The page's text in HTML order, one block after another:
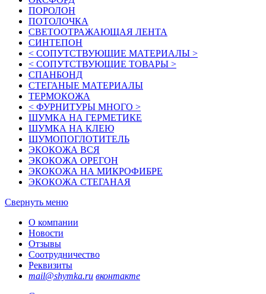
ПОРОЛОН
ПОТОЛОЧКА
СВЕТООТРАЖАЮЩАЯ ЛЕНТА
СИНТЕПОН
< СОПУТСТВУЮЩИЕ МАТЕРИАЛЫ >
< СОПУТСТВУЮЩИЕ ТОВАРЫ >
СПАНБОНД
СТЕГАНЫЕ МАТЕРИАЛЫ
ТЕРМОКОЖА
< ФУРНИТУРЫ МНОГО >
ШУМКА НА ГЕРМЕТИКЕ
ШУМКА НА КЛЕЮ
ШУМОПОГЛОТИТЕЛЬ
ЭКОКОЖА ВСЯ
ЭКОКОЖА ОРЕГОН
ЭКОКОЖА НА МИКРОФИБРЕ
ЭКОКОЖА СТЕГАНАЯ
Свернуть меню
О компании
Новости
Отзывы
Соотрудничество
Реквизиты
mail@shymka.ru вконтакте